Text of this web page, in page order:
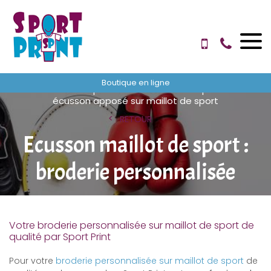
Boutique en ligne
impression sur maillot de sport
écusson apposé sur maillot de sport
RETOUR
Ecusson maillot de sport :
broderie personnalisée
Votre broderie personnalisée sur maillot de sport de
qualité par Sport Print
Pour votre broderie personnalisée sur maillot de sport de